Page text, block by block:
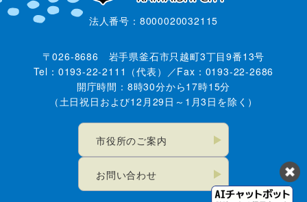
法人番号：8000020032115
〒026-8686 岩手県釜石市只越町3丁目9番13号
Tel：0193-22-2111（代表）／Fax：0193-22-2686
開庁時間：8時30分から17時15分
（土日祝日および12月29日～1月3日を除く）
市役所のご案内
お問い合わせ